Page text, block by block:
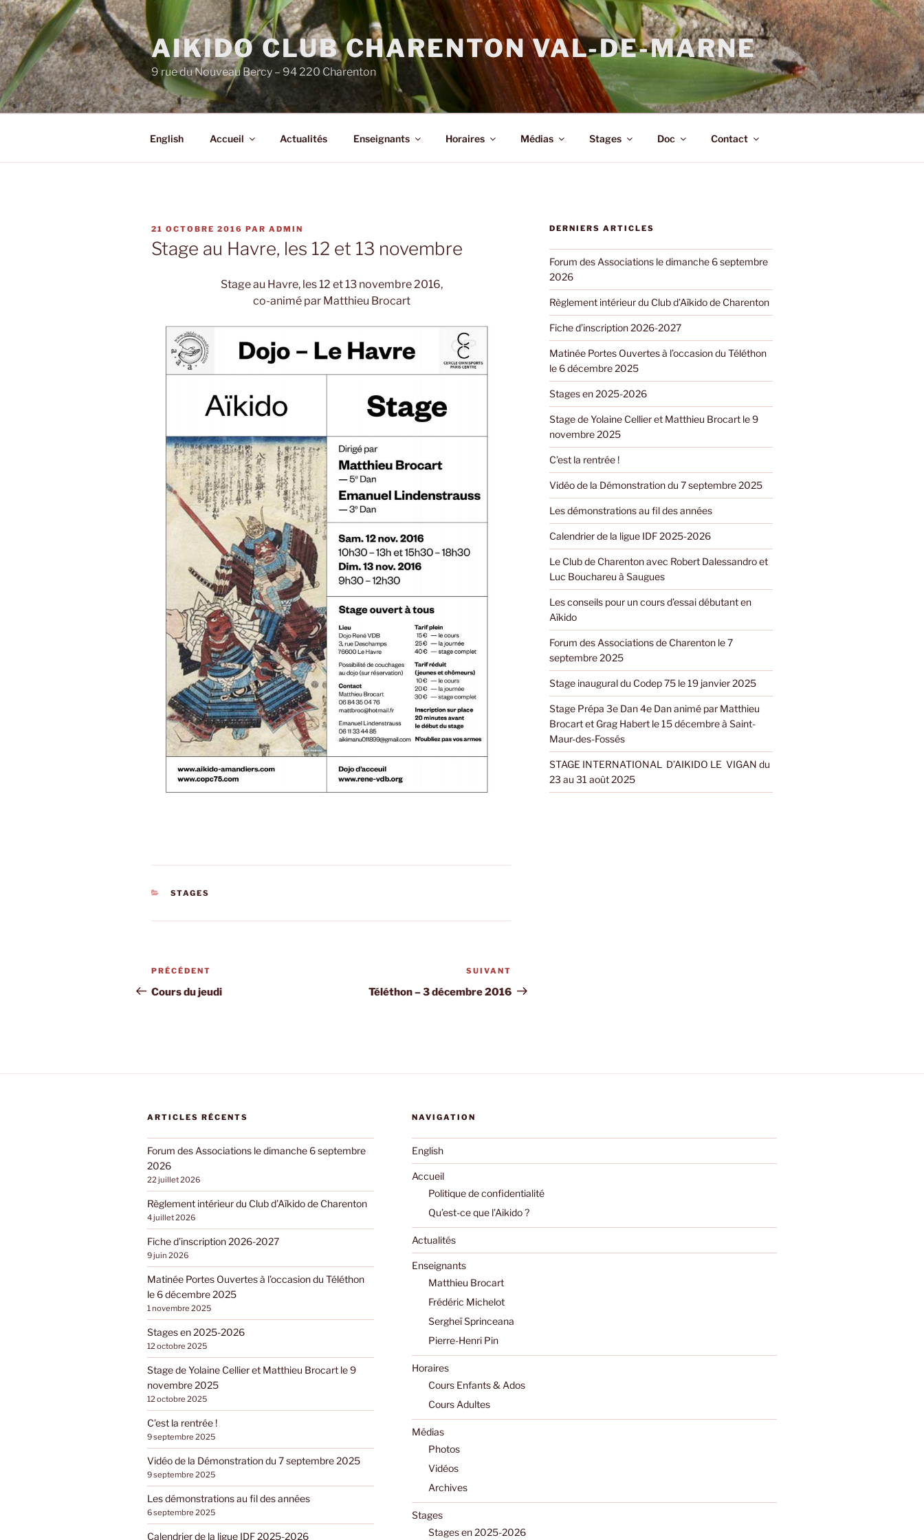
Aller
au
contenu
principal
AIKIDO CLUB CHARENTON VAL-DE-MARNE
9 rue du Nouveau Bercy – 94 220 Charenton
English Accueil Actualités Enseignants Horaires Médias Stages Doc Contact
PUBLIÉ
LE
21 OCTOBRE 2016 PAR ADMIN
Stage au Havre, les 12 et 13 novembre
Stage au Havre, les 12 et 13 novembre 2016,
co-animé par Matthieu Brocart
CATÉGORIES
STAGES
Navigation
de
Article
précédent
PRÉCÉDENT
Cours du jeudi
suivant
SUIVANT
Téléthon – 3 décembre 2016
DERNIERS ARTICLES
Forum des Associations le dimanche 6 septembre
2026
Règlement intérieur du Club d’Aïkido de Charenton
Fiche d’inscription 2026-2027
Matinée Portes Ouvertes à l’occasion du Téléthon
le 6 décembre 2025
Stages en 2025-2026
Stage de Yolaine Cellier et Matthieu Brocart le 9
novembre 2025
C’est la rentrée !
Vidéo de la Démonstration du 7 septembre 2025
Les démonstrations au fil des années
Calendrier de la ligue IDF 2025-2026
Le Club de Charenton avec Robert Dalessandro et
Luc Bouchareu à Saugues
Les conseils pour un cours d’essai débutant en
Aïkido
Forum des Associations de Charenton le 7
septembre 2025
Stage inaugural du Codep 75 le 19 janvier 2025
Stage Prépa 3e Dan 4e Dan animé par Matthieu
Brocart et Grag Habert le 15 décembre à Saint-
Maur-des-Fossés
STAGE INTERNATIONAL D’AIKIDO LE VIGAN du
23 au 31 août 2025
ARTICLES RÉCENTS
Forum des Associations le dimanche 6 septembre
2026
22 juillet 2026
Règlement intérieur du Club d’Aïkido de Charenton
4 juillet 2026
Fiche d’inscription 2026-2027
9 juin 2026
Matinée Portes Ouvertes à l’occasion du Téléthon
le 6 décembre 2025
1 novembre 2025
Stages en 2025-2026
12 octobre 2025
Stage de Yolaine Cellier et Matthieu Brocart le 9
novembre 2025
12 octobre 2025
C’est la rentrée !
9 septembre 2025
Vidéo de la Démonstration du 7 septembre 2025
9 septembre 2025
Les démonstrations au fil des années
6 septembre 2025
Calendrier de la ligue IDF 2025-2026
NAVIGATION
English
Accueil
Politique de confidentialité
Qu’est-ce que l’Aikido ?
Actualités
Enseignants
Matthieu Brocart
Frédéric Michelot
Sergheï Sprinceana
Pierre-Henri Pin
Horaires
Cours Enfants & Ados
Cours Adultes
Médias
Photos
Vidéos
Archives
Stages
Stages en 2025-2026